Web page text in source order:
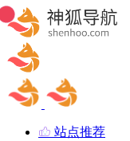
站点推荐